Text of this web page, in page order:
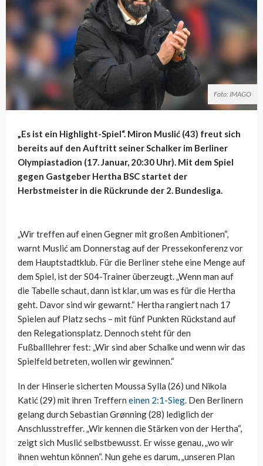
Foto: IMAGO
„Es ist ein Highlight-Spiel“. Miron Muslić (43) freut sich
bereits auf den Auftritt seiner Schalker im Berliner
Olympiastadion (17. Januar, 20:30 Uhr). Mit dem Spiel
gegen Gastgeber Hertha BSC startet der
Herbstmeister in die Rückrunde der 2. Bundesliga.
„Wir treffen auf einen Gegner mit großen Ambitionen“,
warnt Muslić am Donnerstag auf der Pressekonferenz vor
dem Hauptstadtklub. Für die Berliner stehe eine Menge auf
dem Spiel, ist der S04-Trainer überzeugt. „Wenn man auf
die Tabelle schaut, dann ist klar, um was es für die Hertha
geht. Davor sind wir gewarnt.“ Hertha rangiert nach 17
Spielen auf Platz sechs – mit fünf Punkten Rückstand auf
den Relegationsplatz. Dennoch steht für den
Fußballlehrer fest: „Wir sind aber Schalke und wenn wir das
Spielfeld betreten, wollen wir gewinnen.“
In der Hinserie sicherten Moussa Sylla (26) und Nikola
Katić (29) mit ihren Treffern einen 2:1-Sieg. Den Berlinern
gelang durch Sebastian Grønning (28) lediglich der
Anschlusstreffer. „Wir kennen die Stärken von der Hertha“,
zeigt sich Muslić selbstbewusst. Er wisse genau, „wo wir
ihnen wehtun können“. Nun gehe es darum, „unseren Plan